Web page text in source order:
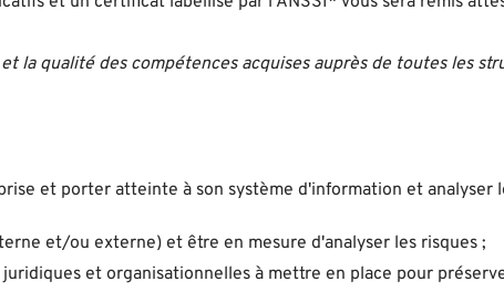
la qualité des compétences acquises auprès de toutes les
et porter atteinte à son système d'information et analyser
et/ou externe) et être en mesure d'analyser les risques ;
et organisationnelles à mettre en place pour